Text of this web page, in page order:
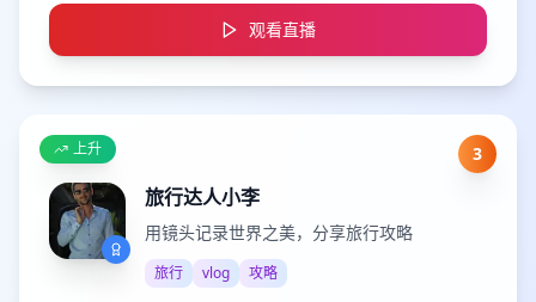
观看直播
3
上升
旅行达人小李
用镜头记录世界之美，分享旅行攻略
旅行 vlog 攻略